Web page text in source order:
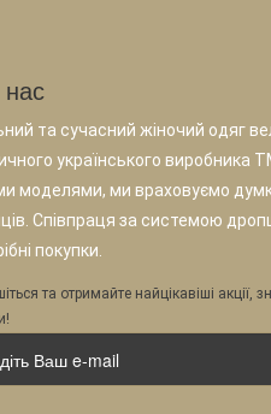
та сучасний жіночий одяг
українського виробника
моделями, ми враховуємо
Співпраця за системою
покупки.
та отримайте найцікавіші акції,